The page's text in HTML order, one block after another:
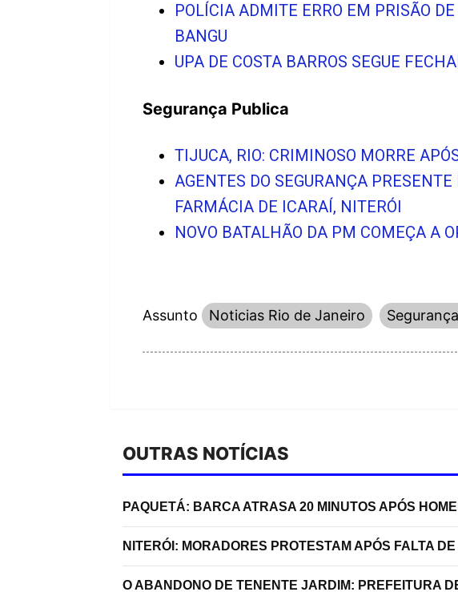
POLÍCIA ADMITE ERRO EM PRISÃO
BANGU
UPA DE COSTA BARROS SEGUE
Segurança Publica
TIJUCA, RIO: CRIMINOSO MORRE
AGENTES DO SEGURANÇA
FARMÁCIA DE ICARAÍ, NITERÓI
NOVO BATALHÃO DA PM COMEÇA A
Assunto Noticias Rio de Janeiro
OUTRAS NOTÍCIAS
PAQUETÁ: BARCA ATRASA 20 MINUTOS APÓS
NITERÓI: MORADORES PROTESTAM APÓS FALTA
O ABANDONO DE TENENTE JARDIM: PREFEITURA